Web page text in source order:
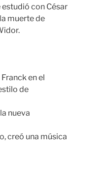
con César
muerte de
en el
de
nueva
creó una música